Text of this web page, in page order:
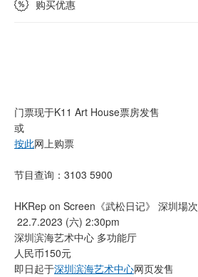
购买优惠
门票现于K11 Art House票房发售
或
按此网上购票
节目查询：3103 5900
HKRep on Screen《武松日记》 深圳場次
22.7.2023 (六) 2:30pm
深圳滨海艺术中心 多功能厅
人民币150元
即日起于深圳滨海艺术中心网页发售